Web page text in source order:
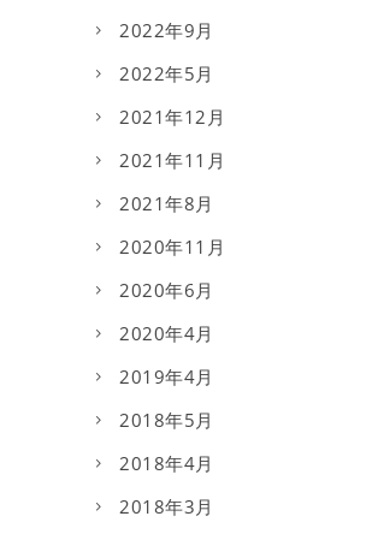
2022年9月
2022年5月
2021年12月
2021年11月
2021年8月
2020年11月
2020年6月
2020年4月
2019年4月
2018年5月
2018年4月
2018年3月